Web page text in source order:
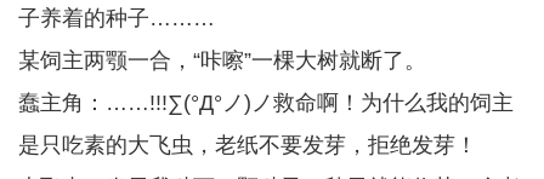
子养着的种子………
某饲主两颚一合，“咔嚓”一棵大树就断了。
蠢主角：……!!!∑(°Д°ノ)ノ救命啊！为什么我的饲主
是只吃素的大飞虫，老纸不要发芽，拒绝发芽！